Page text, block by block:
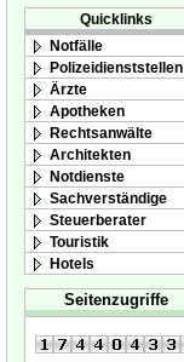
Quicklinks
Notfälle
Polizeidienststellen
Ärzte
Apotheken
Rechtsanwälte
Architekten
Notdienste
Sachverständige
Steuerberater
Touristik
Hotels
Seitenzugriffe